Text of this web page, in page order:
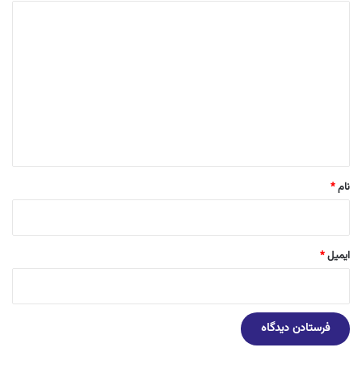
نام*
ایمیل*